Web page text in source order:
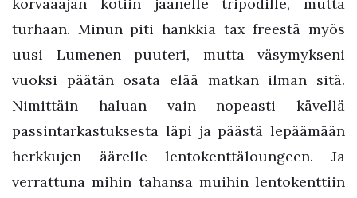
turhaan. Minun piti hankkia tax freestä myös
uusi Lumenen puuteri, mutta väsymykseni
vuoksi päätän osata elää matkan ilman sitä.
Nimittäin haluan vain nopeasti kävellä
passintarkastuksesta läpi ja päästä lepäämään
herkkujen äärelle lentokenttäloungeen. Ja
verrattuna mihin tahansa muihin lentokenttiin